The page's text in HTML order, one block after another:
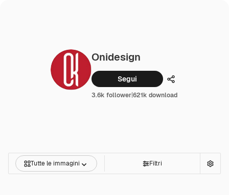
Onidesign
Segui Condividi
3.6k follower|621k download
Tutte le immagini Filtri